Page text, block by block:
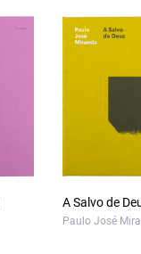
A Salvo de
Paulo José